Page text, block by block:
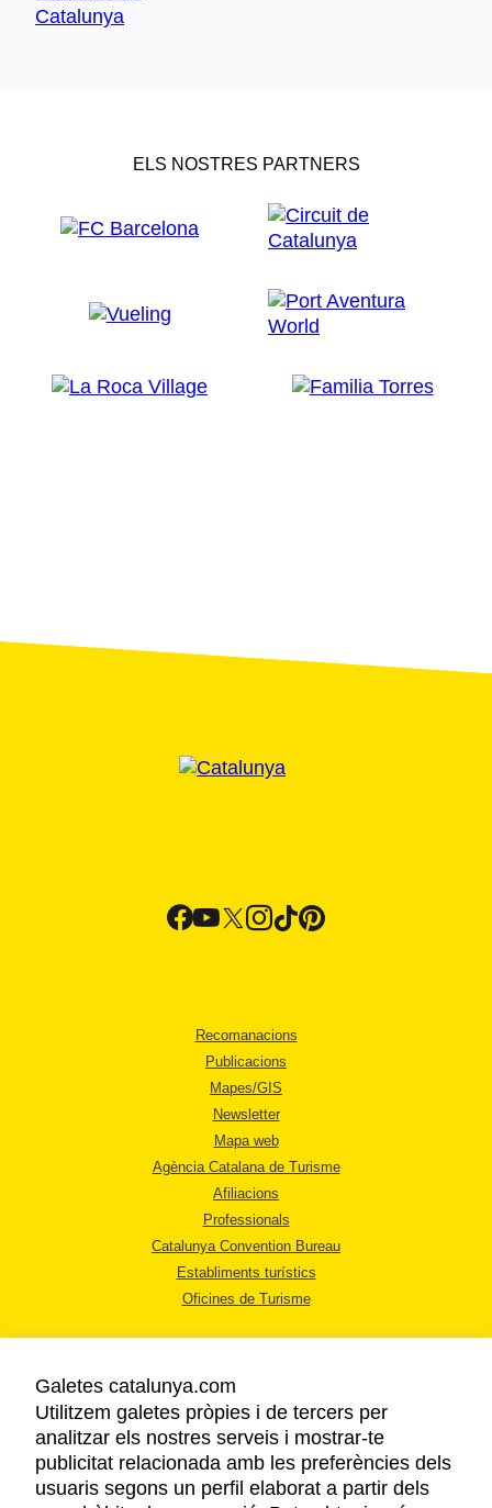
ELS NOSTRES PARTNERS
Recomanacions
Publicacions
Mapes/GIS
Newsletter
Mapa web
Agència Catalana de Turisme
Afiliacions
Professionals
Catalunya Convention Bureau
Establiments turístics
Oficines de Turisme
AVÍS LEGAL
POLÍTICA DE PRIVACITAT
Galetes catalunya.com
Utilitzem galetes pròpies i de tercers per
analitzar els nostres serveis i mostrar-te
publicitat relacionada amb les preferències dels
usuaris segons un perfil elaborat a partir dels